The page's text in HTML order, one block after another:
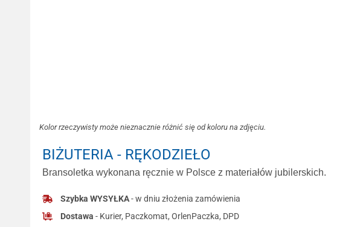
Kolor rzeczywisty może nieznacznie różnić się od koloru na zdjęciu.
BIŻUTERIA - RĘKODZIEŁO
Bransoletka wykonana ręcznie w Polsce z materiałów jubilerskich.
Szybka WYSYŁKA- w dniu złożenia zamówienia
Dostawa - Kurier, Paczkomat, OrlenPaczka, DPD